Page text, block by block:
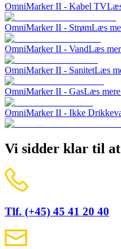
OmniMarker II - Kabel TV
OmniMarker II - StrømLæs
OmniMarker II - VandLæs
OmniMarker II - SanitetLæs
OmniMarker II - GasLæs
OmniMarker II - Ikke
Vi sidder klar til
Tlf. (+45) 45 41 20 40